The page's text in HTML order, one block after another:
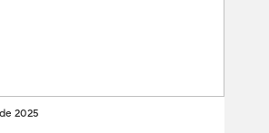
2025